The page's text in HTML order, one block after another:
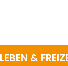
LEBEN &